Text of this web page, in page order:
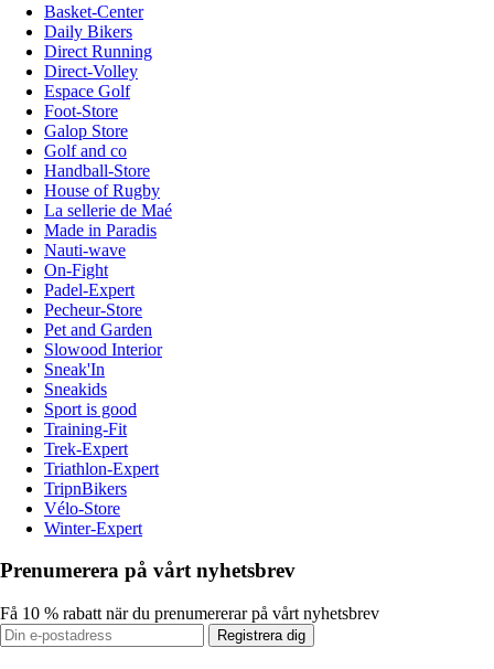
Basket-Center
Daily Bikers
Direct Running
Direct-Volley
Espace Golf
Foot-Store
Galop Store
Golf and co
Handball-Store
House of Rugby
La sellerie de Maé
Made in Paradis
Nauti-wave
On-Fight
Padel-Expert
Pecheur-Store
Pet and Garden
Slowood Interior
Sneak'In
Sneakids
Sport is good
Training-Fit
Trek-Expert
Triathlon-Expert
TripnBikers
Vélo-Store
Winter-Expert
Prenumerera på vårt nyhetsbrev
Få 10 % rabatt när du prenumererar på vårt nyhetsbrev
Registrera dig